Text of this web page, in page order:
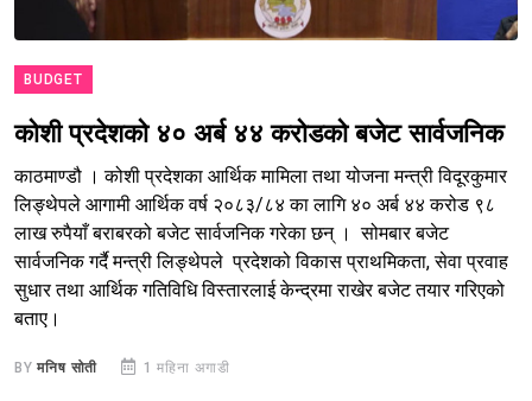
BUDGET
कोशी प्रदेशको ४० अर्ब ४४ करोडको बजेट सार्वजनिक
काठमाण्डौ । कोशी प्रदेशका आर्थिक मामिला तथा योजना मन्त्री विदूरकुमार
लिङ्थेपले आगामी आर्थिक वर्ष २०८३/८४ का लागि ४० अर्ब ४४ करोड ९८
लाख रुपैयाँ बराबरको बजेट सार्वजनिक गरेका छन् । सोमबार बजेट
सार्वजनिक गर्दै मन्त्री लिङ्थेपले प्रदेशको विकास प्राथमिकता, सेवा प्रवाह
सुधार तथा आर्थिक गतिविधि विस्तारलाई केन्द्रमा राखेर बजेट तयार गरिएको
बताए।
BYमनिष सोती 1 महिना अगाडी